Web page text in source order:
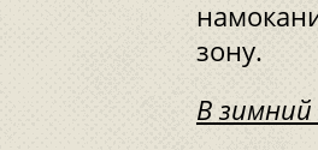
зону.
В